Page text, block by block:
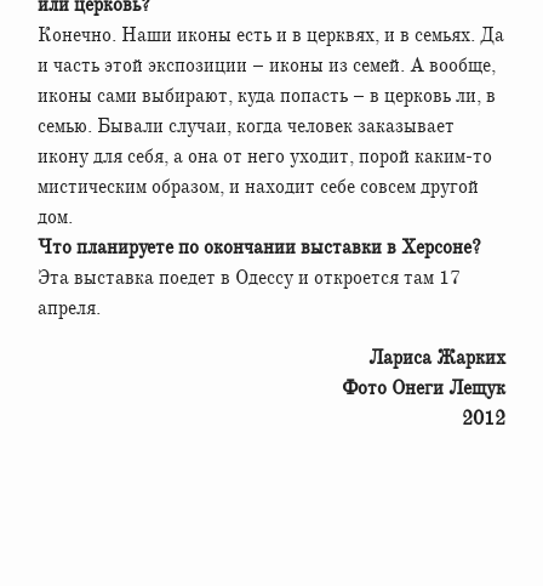
или церковь?
Конечно. Наши иконы есть и в церквях, и в семьях. Да
и часть этой экспозиции – иконы из семей. А вообще,
иконы сами выбирают, куда попасть – в церковь ли, в
семью. Бывали случаи, когда человек заказывает
икону для себя, а она от него уходит, порой каким-то
мистическим образом, и находит себе совсем другой
дом.
Что планируете по окончании выставки в Херсоне?
Эта выставка поедет в Одессу и откроется там 17
апреля.
Лариса Жарких
Фото Онеги Лещук
2012